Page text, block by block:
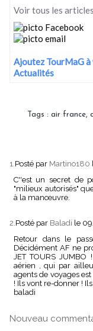
Voir tous les
Ajoutez TourMaG
Actualités
Tags : air france,
1. Posté par Martino180
C''est un secret de
"milieux autorisés"
à la manœuvre.
2.Posté par Baladi le
Retour dans le
Décidément AF ne
JET TOURS
aérien , qui par
agents de voyages
! Ils vont re-donner !
baladi
Nouveau